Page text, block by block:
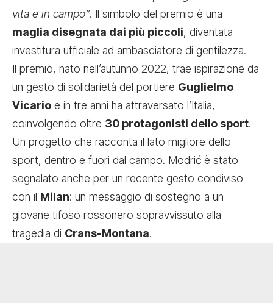
vita e in campo”. Il simbolo del premio è una
maglia disegnata dai più piccoli, diventata
investitura ufficiale ad ambasciatore di gentilezza.
Il premio, nato nell’autunno 2022, trae ispirazione da
un gesto di solidarietà del portiere Guglielmo
Vicario e in tre anni ha attraversato l’Italia,
coinvolgendo oltre 30 protagonisti dello sport.
Un progetto che racconta il lato migliore dello
sport, dentro e fuori dal campo. Modrić è stato
segnalato anche per un recente gesto condiviso
con il Milan: un messaggio di sostegno a un
giovane tifoso rossonero sopravvissuto alla
tragedia di Crans-Montana.